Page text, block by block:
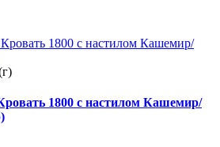
1800 с настилом Кашемир/